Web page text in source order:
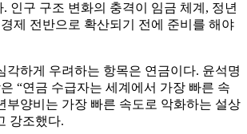
인구 구조 변화의 충격이 임금 체계, 정년
제 전반으로 확산되기 전에 준비를 해야
각하게 우려하는 항목은 연금이다. 윤석명
“연금 수급자는 세계에서 가장 빠른 속
부양비는 가장 빠른 속도로 악화하는 설상
강조했다.